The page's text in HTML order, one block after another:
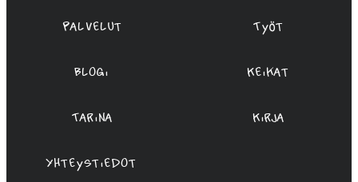
Palvelut Työt
Blogi Keikat
Tarina Kirja
Yhteystiedot